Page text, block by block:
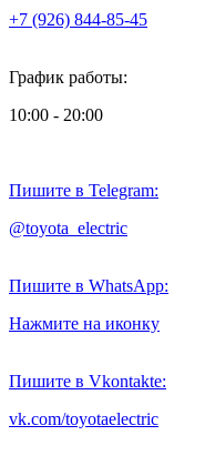
+7 (926) 844-85-45
График работы:
10:00 - 20:00
Пишите в Telegram:
@toyota_electric
Пишите в WhatsApp:
Нажмите на иконку
Пишите в Vkontakte:
vk.com/toyotaelectric